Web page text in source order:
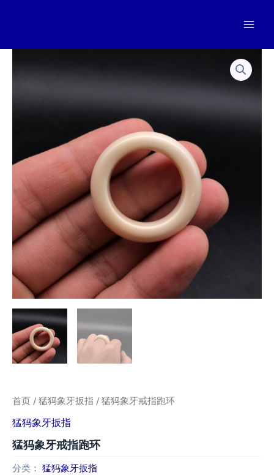
首页 / 猛犸象牙扳指 / 猛犸象牙戒指跑环
猛犸象牙扳指
猛犸象牙戒指跑环
分类： 猛犸象牙扳指